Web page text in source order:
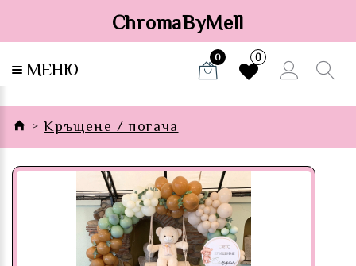
ChromaByMell
МЕНЮ
0 0
Кръщене / погача